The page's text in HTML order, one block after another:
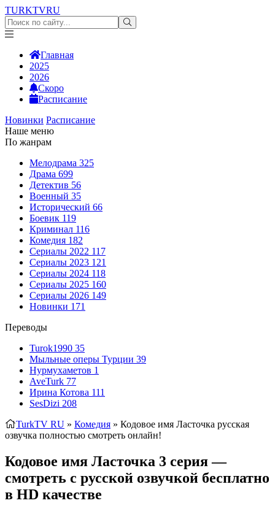
TURKTVRU
Главная
2025
2026
Скоро
Расписание
Новинки Расписание
Наше меню
По жанрам
Мелодрама 325
Драма 699
Детектив 56
Военный 35
Исторический 66
Боевик 119
Криминал 116
Комедия 182
Сериалы 2022 117
Сериалы 2023 121
Сериалы 2024 118
Сериалы 2025 160
Сериалы 2026 149
Новинки 171
Переводы
Turok1990 35
Мыльные оперы Турции 39
Нурмухаметов 1
AveTurk 77
Ирина Котова 111
SesDizi 208
TurkTV RU » Комедия » Кодовое имя Ласточка русская
озвучка полностью смотреть онлайн!
Кодовое имя Ласточка 3 серия —
смотреть с русской озвучкой бесплатно
в HD качестве